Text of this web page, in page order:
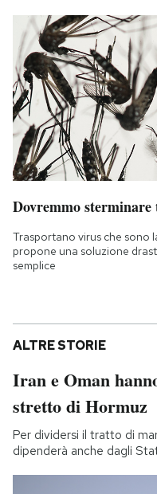
Dovremmo sterminare
Trasportano virus che sono
propone una soluzione
semplice
ALTRE STORIE
Iran e Oman
stretto di Hormuz
Per dividersi il tratto di
dipenderà anche dagli